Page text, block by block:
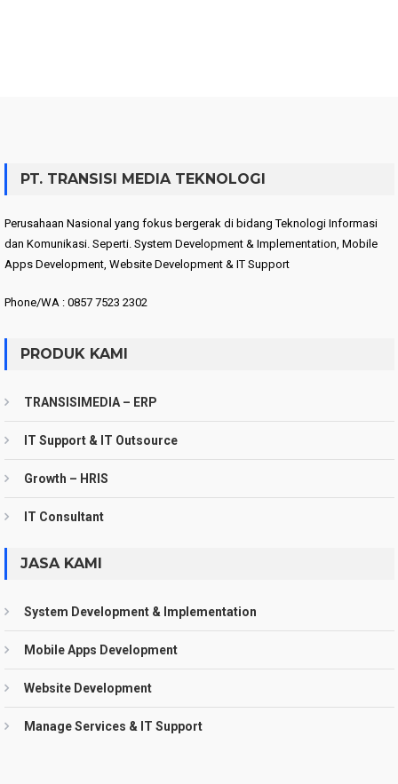
PT. TRANSISI MEDIA TEKNOLOGI
Perusahaan Nasional yang fokus bergerak di bidang Teknologi Informasi
dan Komunikasi. Seperti. System Development & Implementation, Mobile
Apps Development, Website Development & IT Support
Phone/WA : 0857 7523 2302
PRODUK KAMI
TRANSISIMEDIA – ERP
IT Support & IT Outsource
Growth – HRIS
IT Consultant
JASA KAMI
System Development & Implementation
Mobile Apps Development
Website Development
Manage Services & IT Support